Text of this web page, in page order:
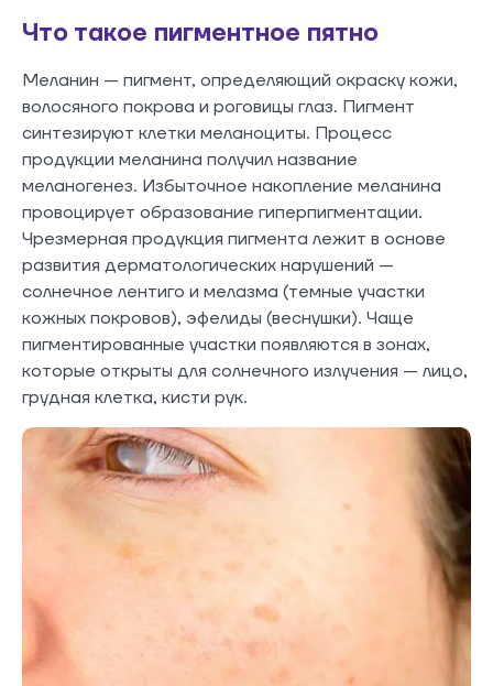
Что такое пигментное пятно
Меланин — пигмент, определяющий окраску кожи,
волосяного покрова и роговицы глаз. Пигмент
синтезируют клетки меланоциты. Процесс
продукции меланина получил название
меланогенез. Избыточное накопление меланина
провоцирует образование гиперпигментации.
Чрезмерная продукция пигмента лежит в основе
развития дерматологических нарушений —
солнечное лентиго и мелазма (темные участки
кожных покровов), эфелиды (веснушки). Чаще
пигментированные участки появляются в зонах,
которые открыты для солнечного излучения — лицо,
грудная клетка, кисти рук.